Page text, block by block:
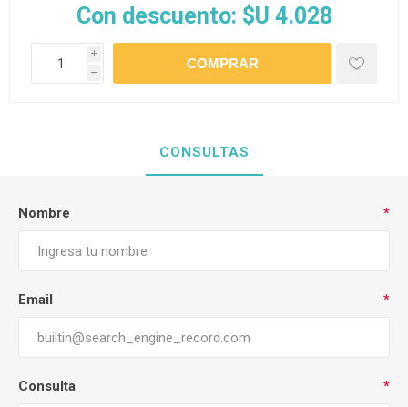
Con descuento: $U 4.028
i
h
CONSULTAS
Nombre *
Email *
Consulta *